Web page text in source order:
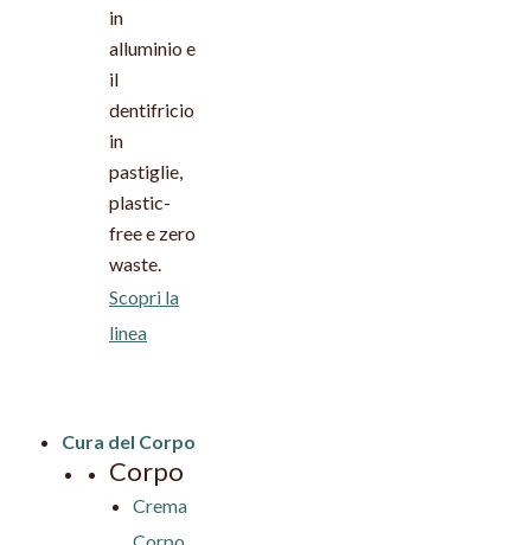
in
alluminio e
il
dentifricio
in
pastiglie,
plastic-
free e zero
waste.
Scopri la
linea
Cura del Corpo
Corpo
Crema